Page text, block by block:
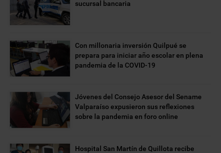
sucursal bancaria
Con millonaria inversión Quilpué se
prepara para iniciar año escolar en plena
pandemia de la COVID-19
Jóvenes del Consejo Asesor del Sename
Valparaíso expusieron sus reflexiones
sobre la pandemia en foro online
Hospital San Martín de Quillota recibe